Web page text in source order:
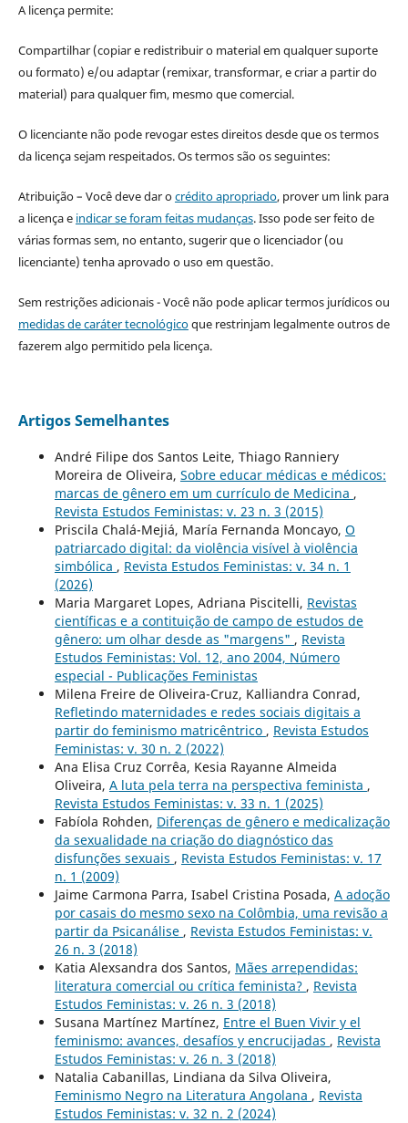
A licença permite:
Compartilhar (copiar e redistribuir o material em qualquer suporte
ou formato) e/ou adaptar (remixar, transformar, e criar a partir do
material) para qualquer fim, mesmo que comercial.
O licenciante não pode revogar estes direitos desde que os termos
da licença sejam respeitados. Os termos são os seguintes:
Atribuição – Você deve dar ocrédito apropriado, prover um link para
a licença e indicar se foram feitas mudanças. Isso pode ser feito de
várias formas sem, no entanto, sugerir que o licenciador (ou
licenciante) tenha aprovado o uso em questão.
Sem restrições adicionais - Você não pode aplicar termos jurídicos ou
medidas de caráter tecnológicoque restrinjam legalmente outros de
fazerem algo permitido pela licença.
Artigos Semelhantes
André Filipe dos Santos Leite, Thiago Ranniery
Moreira de Oliveira, Sobre educar médicas e médicos:
marcas de gênero em um currículo de Medicina ,
Revista Estudos Feministas: v. 23 n. 3 (2015)
Priscila Chalá-Mejiá, María Fernanda Moncayo, O
patriarcado digital: da violência visível à violência
simbólica , Revista Estudos Feministas: v. 34 n. 1
(2026)
Maria Margaret Lopes, Adriana Piscitelli, Revistas
científicas e a contituição de campo de estudos de
gênero: um olhar desde as "margens" , Revista
Estudos Feministas: Vol. 12, ano 2004, Número
especial - Publicações Feministas
Milena Freire de Oliveira-Cruz, Kalliandra Conrad,
Refletindo maternidades e redes sociais digitais a
partir do feminismo matricêntrico , Revista Estudos
Feministas: v. 30 n. 2 (2022)
Ana Elisa Cruz Corrêa, Kesia Rayanne Almeida
Oliveira, A luta pela terra na perspectiva feminista ,
Revista Estudos Feministas: v. 33 n. 1 (2025)
Fabíola Rohden, Diferenças de gênero e medicalização
da sexualidade na criação do diagnóstico das
disfunções sexuais , Revista Estudos Feministas: v. 17
n. 1 (2009)
Jaime Carmona Parra, Isabel Cristina Posada, A adoção
por casais do mesmo sexo na Colômbia, uma revisão a
partir da Psicanálise , Revista Estudos Feministas: v.
26 n. 3 (2018)
Katia Alexsandra dos Santos, Mães arrependidas:
literatura comercial ou crítica feminista? , Revista
Estudos Feministas: v. 26 n. 3 (2018)
Susana Martínez Martínez, Entre el Buen Vivir y el
feminismo: avances, desafíos y encrucijadas , Revista
Estudos Feministas: v. 26 n. 3 (2018)
Natalia Cabanillas, Lindiana da Silva Oliveira,
Feminismo Negro na Literatura Angolana , Revista
Estudos Feministas: v. 32 n. 2 (2024)